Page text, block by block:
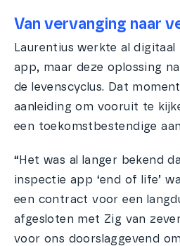
Van vervanging naar
Laurentius werkte al
app, maar deze oplossing
de levenscyclus. Dat
aanleiding om vooruit te
een toekomstbestendige
“Het was al langer bekend
inspectie app ‘end of life’
een contract voor een
afgesloten met Zig van
voor ons doorslaggevend